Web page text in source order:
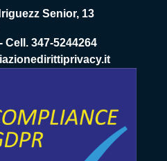
Senior, 13
Cell. 347-5244264